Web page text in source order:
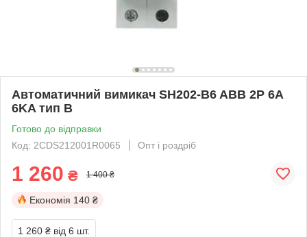
Автоматичний вимикач SH202-B6 ABB 2P 6А
6KA тип B
Готово до відправки
Код: 2CDS212001R0065
Опт і роздріб
1 260 ₴ 1 400 ₴
Економія 140 ₴
1 260 ₴ від 6 шт.